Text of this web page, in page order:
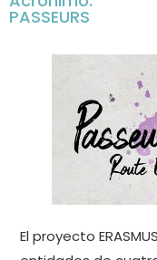
PASSEURS
El proyecto